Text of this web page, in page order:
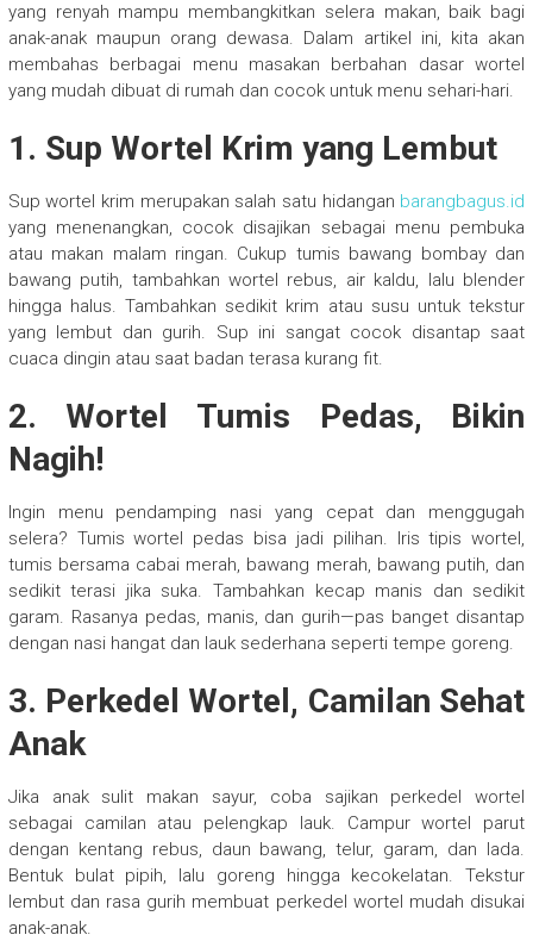
yang renyah mampu membangkitkan selera makan, baik bagi
anak-anak maupun orang dewasa. Dalam artikel ini, kita akan
membahas berbagai menu masakan berbahan dasar wortel
yang mudah dibuat di rumah dan cocok untuk menu sehari-hari.
1. Sup Wortel Krim yang Lembut
Sup wortel krim merupakan salah satu hidangan barangbagus.id
yang menenangkan, cocok disajikan sebagai menu pembuka
atau makan malam ringan. Cukup tumis bawang bombay dan
bawang putih, tambahkan wortel rebus, air kaldu, lalu blender
hingga halus. Tambahkan sedikit krim atau susu untuk tekstur
yang lembut dan gurih. Sup ini sangat cocok disantap saat
cuaca dingin atau saat badan terasa kurang fit.
2. Wortel Tumis Pedas, Bikin
Nagih!
Ingin menu pendamping nasi yang cepat dan menggugah
selera? Tumis wortel pedas bisa jadi pilihan. Iris tipis wortel,
tumis bersama cabai merah, bawang merah, bawang putih, dan
sedikit terasi jika suka. Tambahkan kecap manis dan sedikit
garam. Rasanya pedas, manis, dan gurih—pas banget disantap
dengan nasi hangat dan lauk sederhana seperti tempe goreng.
3. Perkedel Wortel, Camilan Sehat
Anak
Jika anak sulit makan sayur, coba sajikan perkedel wortel
sebagai camilan atau pelengkap lauk. Campur wortel parut
dengan kentang rebus, daun bawang, telur, garam, dan lada.
Bentuk bulat pipih, lalu goreng hingga kecokelatan. Tekstur
lembut dan rasa gurih membuat perkedel wortel mudah disukai
anak-anak.